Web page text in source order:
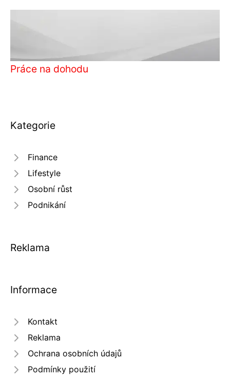
Práce na dohodu
Kategorie
Finance
Lifestyle
Osobní růst
Podnikání
Reklama
Informace
Kontakt
Reklama
Ochrana osobních údajů
Podmínky použití